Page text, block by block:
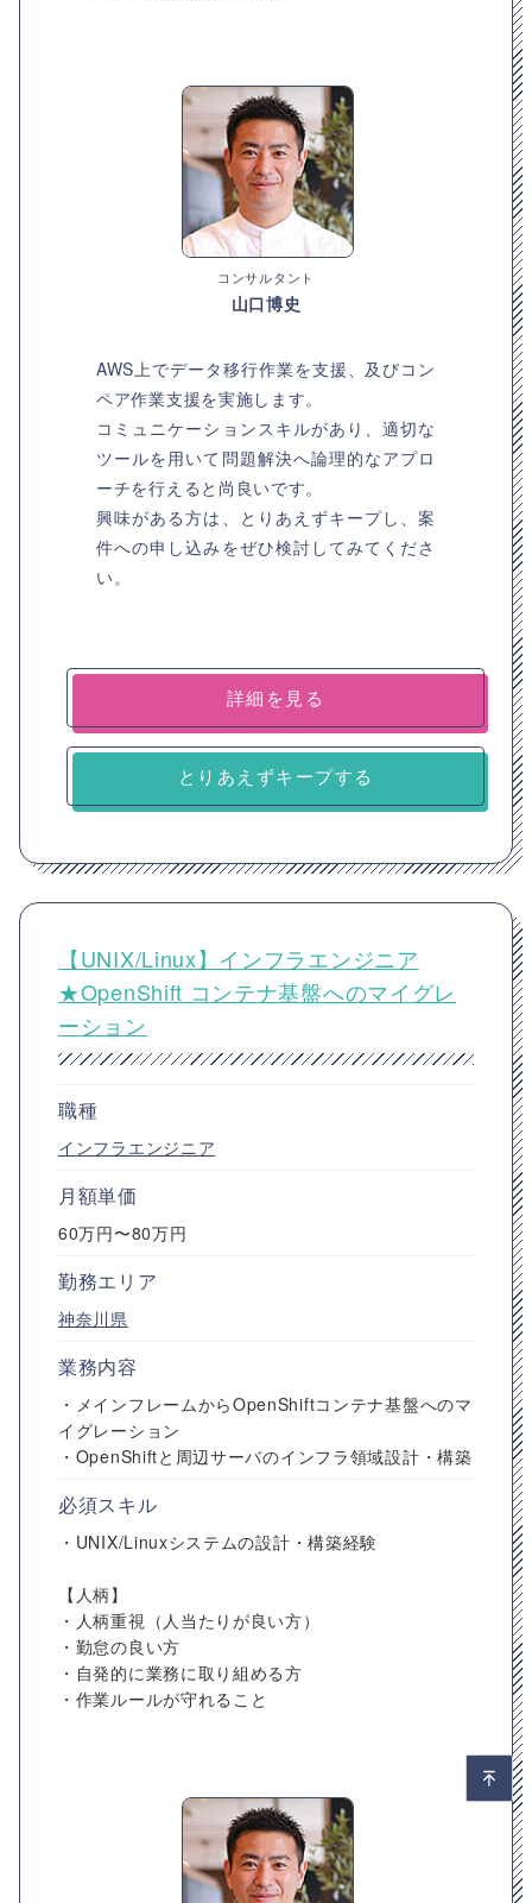
コンサルタント
山口博史
AWS上でデータ移行作業を支援、及びコン
ペア作業支援を実施します。
コミュニケーションスキルがあり、適切な
ツールを用いて問題解決へ論理的なアプロ
ーチを行えると尚良いです。
興味がある方は、とりあえずキープし、案
件への申し込みをぜひ検討してみてくださ
い。
詳細を見る
とりあえずキープする
【UNIX/Linux】インフラエンジニア
★OpenShift コンテナ基盤へのマイグレ
ーション
職種
インフラエンジニア
月額単価
60万円〜80万円
勤務エリア
神奈川県
業務内容
・メインフレームからOpenShiftコンテナ基盤へのマ
イグレーション
・OpenShiftと周辺サーバのインフラ領域設計・構築
必須スキル
・UNIX/Linuxシステムの設計・構築経験
【人柄】
・人柄重視（人当たりが良い方）
・勤怠の良い方
・自発的に業務に取り組める方
・作業ルールが守れること